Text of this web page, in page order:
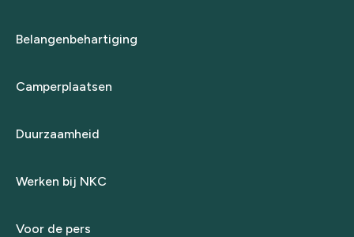
Belangenbehartiging
Camperplaatsen
Duurzaamheid
Werken bij NKC
Voor de pers